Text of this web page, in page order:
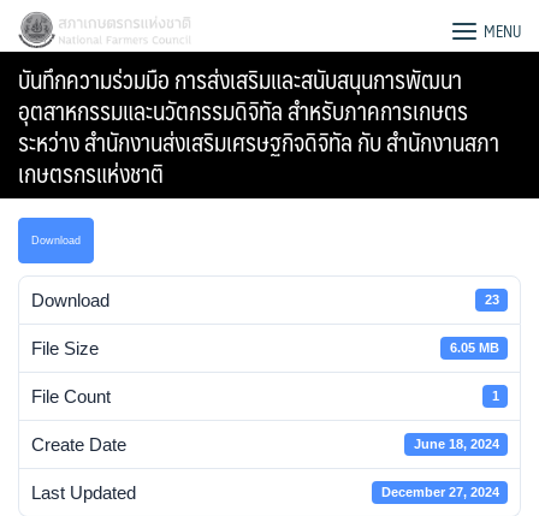
Skip
content
Search
for:
สภาเกษตรกรแห่งชาติ MENU
บันทึกความร่วมมือ การส่งเสริมและสนับสนุนการพัฒนา
อุตสาหกรรมและนวัตกรรมดิจิทัล สำหรับภาคการเกษตร
ระหว่าง สำนักงานส่งเสริมเศรษฐกิจดิจิทัล กับ สำนักงานสภา
เกษตรกรแห่งชาติ
Download
Download 23
File Size 6.05 MB
File Count 1
Create Date June 18, 2024
Last Updated December 27, 2024